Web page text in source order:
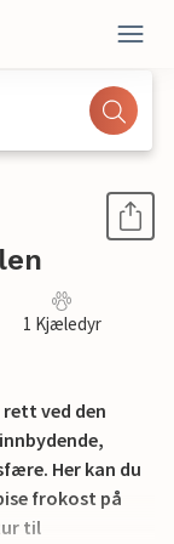
1 Kjæledyr
ved den
Her kan du
frokost på
til